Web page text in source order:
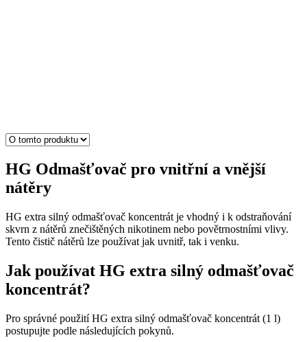
HG Odmašťovač pro vnitřní a vnější
nátěry
HG extra silný odmašťovač koncentrát je vhodný i k odstraňování
skvrn z nátěrů znečištěných nikotinem nebo povětrnostními vlivy.
Tento čistič nátěrů lze používat jak uvnitř, tak i venku.
Jak používat HG extra silný odmašťovač
koncentrát?
Pro správné použití HG extra silný odmašťovač koncentrát (1 l)
postupujte podle následujících pokynů.